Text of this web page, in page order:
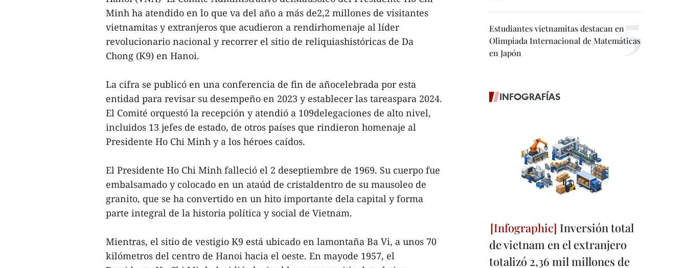
Minh ha atendido en lo que va del año a más de2,2 millones de visitantes
vietnamitas y extranjeros que acudieron a rendirhomenaje al líder
revolucionario nacional y recorrer el sitio de reliquiashistóricas de Da
Chong (K9) en Hanoi.
La cifra se publicó en una conferencia de fin de añocelebrada por esta
entidad para revisar su desempeño en 2023 y establecer las tareaspara 2024.
El Comité orquestó la recepción y atendió a 109delegaciones de alto nivel,
incluidos 13 jefes de estado, de otros países que rindieron homenaje al
Presidente Ho Chi Minh y a los héroes caídos.
El Presidente Ho Chi Minh falleció el 2 deseptiembre de 1969. Su cuerpo fue
embalsamado y colocado en un ataúd de cristaldentro de su mausoleo de
granito, que se ha convertido en un hito importante dela capital y forma
parte integral de la historia política y social de Vietnam.
Mientras, el sitio de vestigio K9 está ubicado en lamontaña Ba Vi, a unos 70
kilómetros del centro de Hanoi hacia el oeste. En mayode 1957, el
Estudiantes vietnamitas destacan en
Olimpiada Internacional de Matemáticas
en Japón
INFOGRAFÍAS
Inversión total
de vietnam en el extranjero
totalizó 2,36 mil millones de